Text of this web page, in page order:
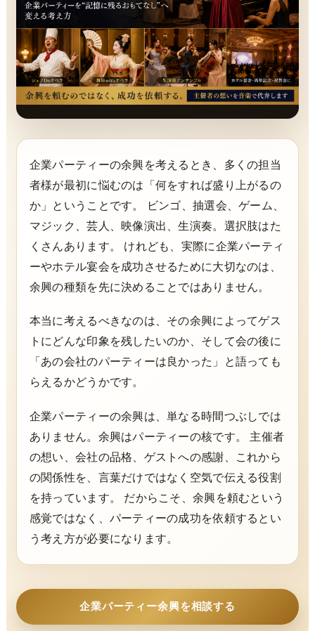
企業パーティーの余興を考えるとき、多くの担当
者様が最初に悩むのは「何をすれば盛り上がるの
か」ということです。 ビンゴ、抽選会、ゲーム、
マジック、芸人、映像演出、生演奏。選択肢はた
くさんあります。 けれども、実際に企業パーティ
ーやホテル宴会を成功させるために大切なのは、
余興の種類を先に決めることではありません。
本当に考えるべきなのは、その余興によってゲス
トにどんな印象を残したいのか、そして会の後に
「あの会社のパーティーは良かった」と語っても
らえるかどうかです。
企業パーティーの余興は、単なる時間つぶしでは
ありません。余興はパーティーの核です。 主催者
の想い、会社の品格、ゲストへの感謝、これから
の関係性を、言葉だけではなく空気で伝える役割
を持っています。 だからこそ、余興を頼むという
感覚ではなく、パーティーの成功を依頼するとい
う考え方が必要になります。
企業パーティー余興を相談する